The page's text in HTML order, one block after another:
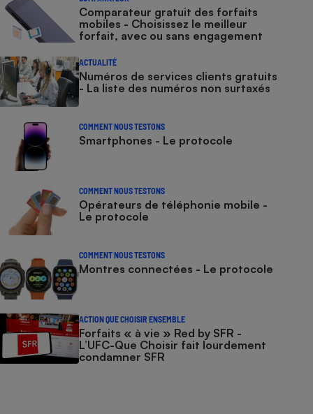
Comparateur gratuit des forfaits
mobiles - Choisissez le meilleur
forfait, avec ou sans engagement
ACTUALITÉ
Numéros de services clients gratuits
- La liste des numéros non surtaxés
COMMENT NOUS TESTONS
Smartphones - Le protocole
COMMENT NOUS TESTONS
Opérateurs de téléphonie mobile -
Le protocole
COMMENT NOUS TESTONS
Montres connectées - Le protocole
ACTION QUE CHOISIR ENSEMBLE
Forfaits « à vie » Red by SFR -
L’UFC-Que Choisir fait lourdement
condamner SFR